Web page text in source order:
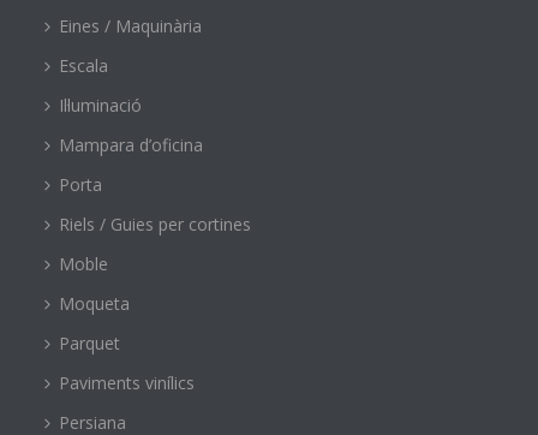
Eines / Maquinària
Escala
Il·luminació
Mampara d’oficina
Porta
Riels / Guies per cortines
Moble
Moqueta
Parquet
Paviments vinílics
Persiana